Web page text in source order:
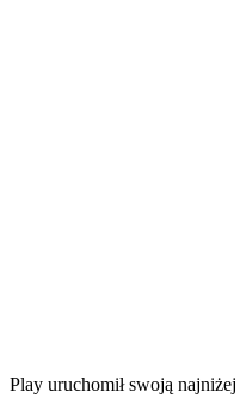
Play uruchomił swoją najniżej